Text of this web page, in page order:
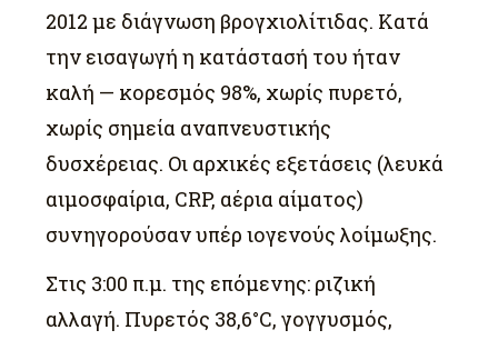
2012 με διάγνωση βρογχιολίτιδας. Κατά
την εισαγωγή η κατάστασή του ήταν
καλή — κορεσμός 98%, χωρίς πυρετό,
χωρίς σημεία αναπνευστικής
δυσχέρειας. Οι αρχικές εξετάσεις (λευκά
αιμοσφαίρια, CRP, αέρια αίματος)
συνηγορούσαν υπέρ ιογενούς λοίμωξης.
Στις 3:00 π.μ. της επόμενης: ριζική
αλλαγή. Πυρετός 38,6°C, γογγυσμός,